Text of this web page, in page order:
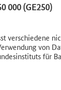
000 (GE250)
verschiedene
von
für